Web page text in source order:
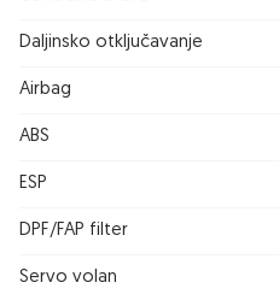
Daljinsko otključavanje
Airbag
ABS
ESP
DPF/FAP filter
Servo volan